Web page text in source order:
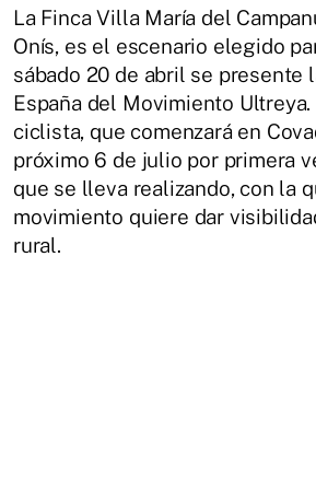
La Finca Villa María del
Onís, es el escenario elegido
sábado 20 de abril se presente
España del Movimiento
ciclista, que comenzará en
próximo 6 de julio por primera
que se lleva realizando, con la
movimiento quiere dar
rural.